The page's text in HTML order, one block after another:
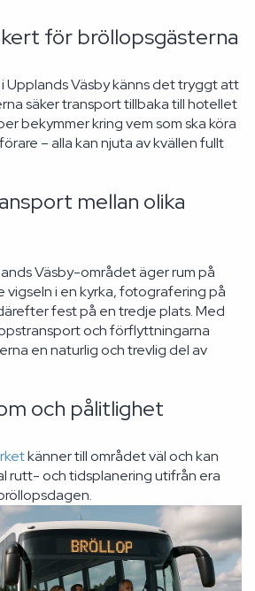
för bröllopsgästerna
Upplands Väsby känns det tryggt att
säker transport tillbaka till hotellet
bekymmer kring vem som ska köra
– alla kan njuta av kvällen fullt
mellan olika
Väsby-området äger rum på
vigseln i en kyrka, fotografering på
fest på en tredje plats. Med
och förflyttningarna
en naturlig och trevlig del av
och pålitlighet
känner till området väl och kan
rutt- och tidsplanering utifrån era